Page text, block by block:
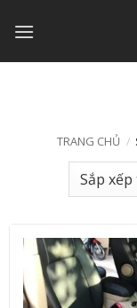
qua
nội
TRANG CHỦ /